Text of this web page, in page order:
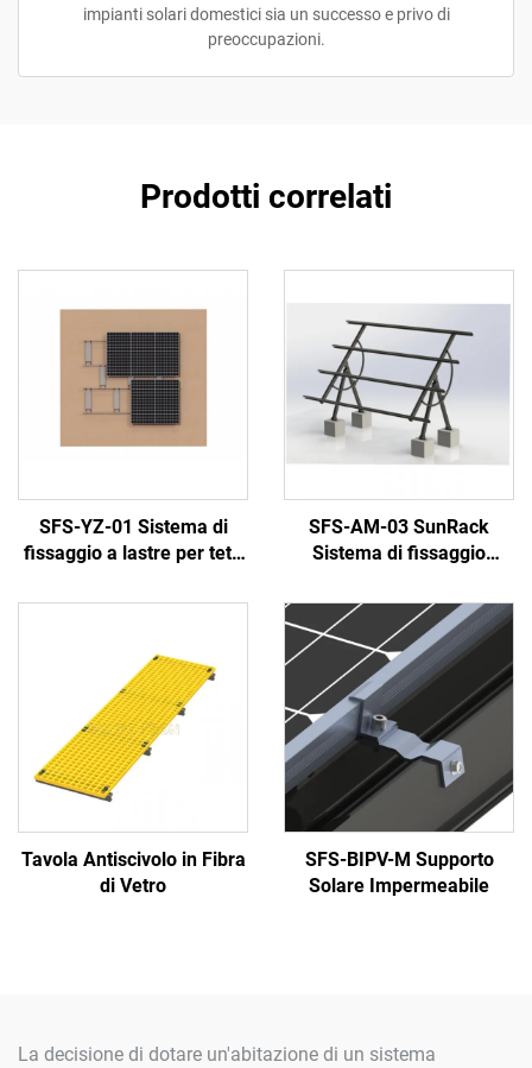
impianti solari domestici sia un successo e privo di
preoccupazioni.
Prodotti correlati
SFS-YZ-01 Sistema di
fissaggio a lastre per tetti
SFS-AM-03 SunRack
Sistema di fissaggio
Tavola Antiscivolo in Fibra
di Vetro
SFS-BIPV-M Supporto
Solare Impermeabile
La decisione di dotare un'abitazione di un sistema